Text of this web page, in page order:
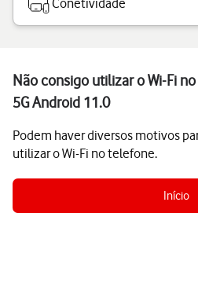
Conetividade
Não consigo utilizar o Wi-Fi
5G Android 11.0
Podem haver diversos motivos
utilizar o Wi-Fi no telefone.
Início